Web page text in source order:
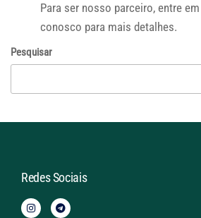
Para ser nosso parceiro, entre
conosco para mais detalhes.
Pesquisar
Redes Sociais